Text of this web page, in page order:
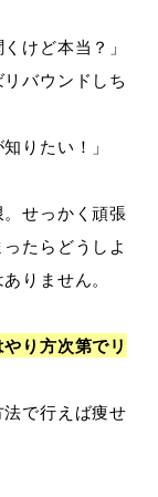
けど本当？」
バウンドしち
りたい！」
せっかく頑張
たらどうしよ
りません。
り方次第でリ
で行えば痩せ